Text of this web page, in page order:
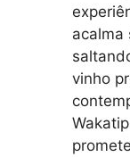
acalma
vinho